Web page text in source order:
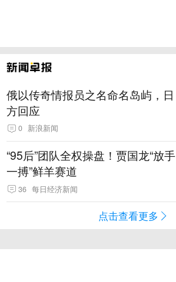
俄以传奇情报员之名命名岛屿，日
方回应
0 新浪新闻
“95后”团队全权操盘！贾国龙“放手
一搏”鲜羊赛道
36 每日经济新闻
点击查看更多